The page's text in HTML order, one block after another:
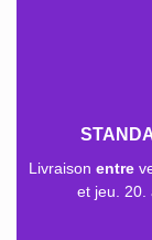
Livraison entre
et jeu. 20.